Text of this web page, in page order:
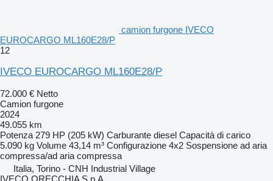
camion furgone IVECO
EUROCARGO ML160E28/P
12
IVECO EUROCARGO ML160E28/P
72.000 € Netto
Camion furgone
2024
49.055 km
Potenza 279 HP (205 kW) Carburante diesel Capacità di carico
5.090 kg Volume 43,14 m³ Configurazione 4x2 Sospensione ad aria
compressa/ad aria compressa
Italia, Torino - CNH Industrial Village